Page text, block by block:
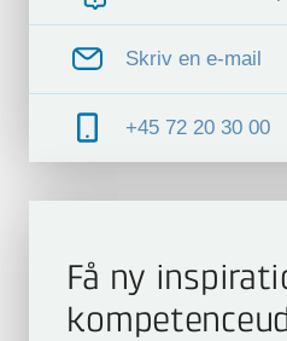
Skriv en e-mail
+45 72 20 30 00
Få ny